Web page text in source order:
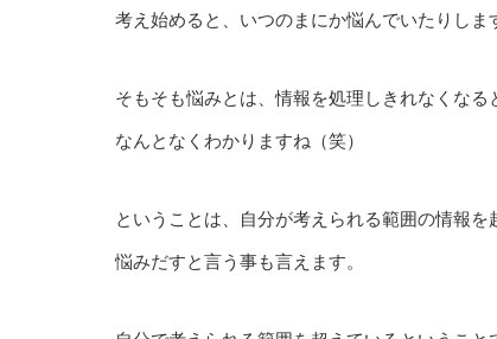
考え始めると、いつのまにか悩んでいたりしま
そもそも悩みとは、情報を処理しきれなくなる
なんとなくわかりますね（笑）
ということは、自分が考えられる範囲の情報を
悩みだすと言う事も言えます。